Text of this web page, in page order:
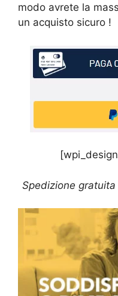
modo avrete la
un acquisto sicuro !
Spedizione